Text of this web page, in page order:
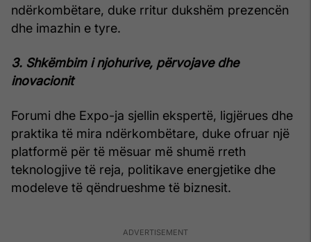
ndërkombëtare, duke rritur dukshëm prezencën
dhe imazhin e tyre.
3. Shkëmbim i njohurive, përvojave dhe
inovacionit
Forumi dhe Expo-ja sjellin ekspertë, ligjërues dhe
praktika të mira ndërkombëtare, duke ofruar një
platformë për të mësuar më shumë rreth
teknologjive të reja, politikave energjetike dhe
modeleve të qëndrueshme të biznesit.